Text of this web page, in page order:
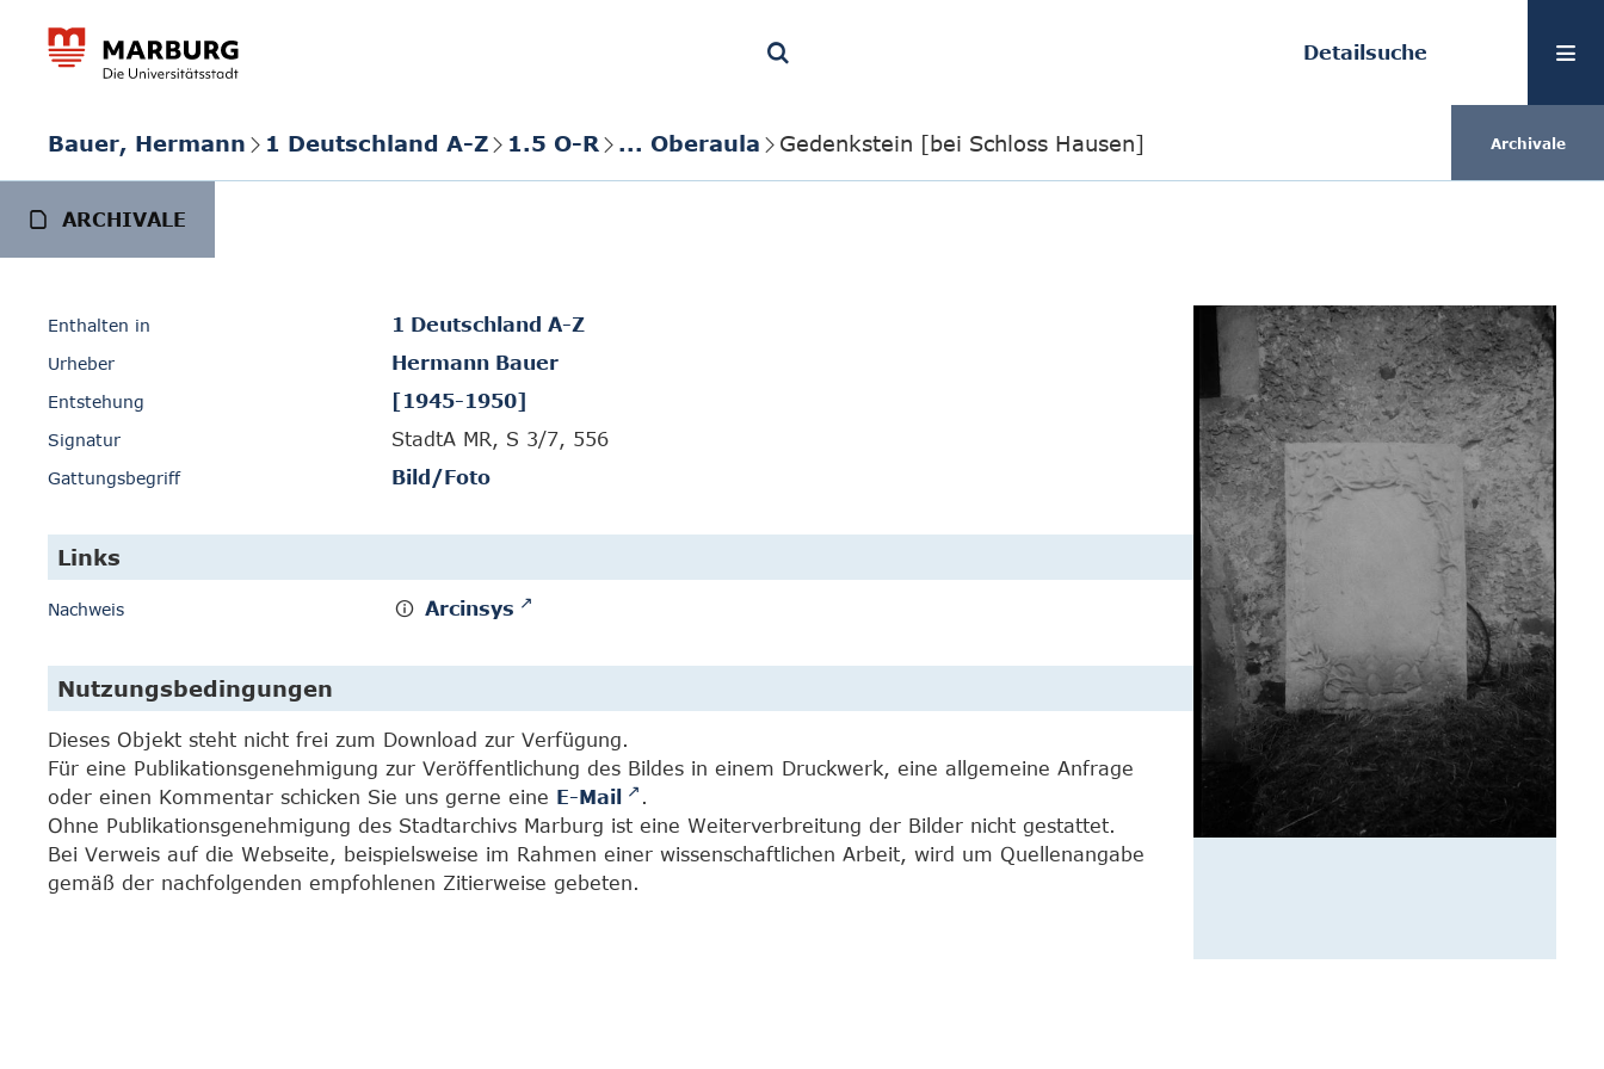
Detailsuche
Bauer, Hermann 1 Deutschland A-Z 1.5 O-R ... Oberaula Gedenkstein [bei Schloss Hausen] Archivale
ARCHIVALE
Enthalten in 1 Deutschland A-Z
Urheber Hermann Bauer
Entstehung [1945-1950]
Signatur StadtA MR, S 3/7, 556
Gattungsbegriff Bild/Foto
Links
Nachweis Arcinsys
Nutzungsbedingungen
Dieses Objekt steht nicht frei zum Download zur Verfügung.
Für eine Publikationsgenehmigung zur Veröffentlichung des Bildes in einem Druckwerk, eine allgemeine Anfrage
oder einen Kommentar schicken Sie uns gerne eine E-Mail
.
Ohne Publikationsgenehmigung des Stadtarchivs Marburg ist eine Weiterverbreitung der Bilder nicht gestattet.
Bei Verweis auf die Webseite, beispielsweise im Rahmen einer wissenschaftlichen Arbeit, wird um Quellenangabe
gemäß der nachfolgenden empfohlenen Zitierweise gebeten.